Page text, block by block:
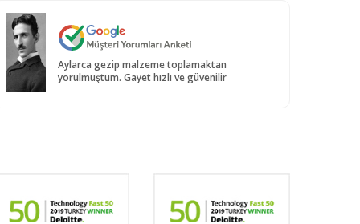
Aylarca gezip malzeme toplamaktan
yorulmuştum. Gayet hızlı ve güvenilir